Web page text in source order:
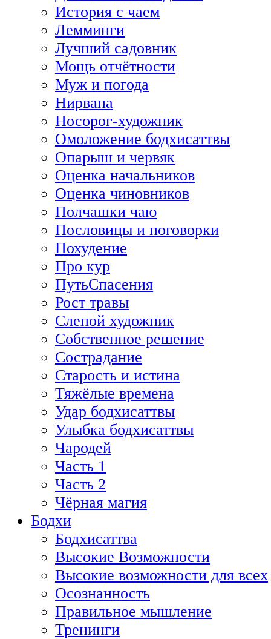
История с чаем
Лемминги
Лучший садовник
Мощь отчётности
Муж и погода
Нирвана
Носорог-художник
Омоложение бодхисаттвы
Опарыш и червяк
Оценка начальников
Оценка чиновников
Полчашки чаю
Пословицы и поговорки
Похудение
Про кур
ПутьСпасения
Рост травы
Слепой художник
Собственное решение
Сострадание
Старость и истина
Тяжёлые времена
Удар бодхисаттвы
Улыбка бодхисаттвы
Чародей
Часть 1
Часть 2
Чёрная магия
Бодхи
Бодхисаттва
Высокие Возможности
Высокие возможности для всех
Осознанность
Правильное мышление
Тренинги